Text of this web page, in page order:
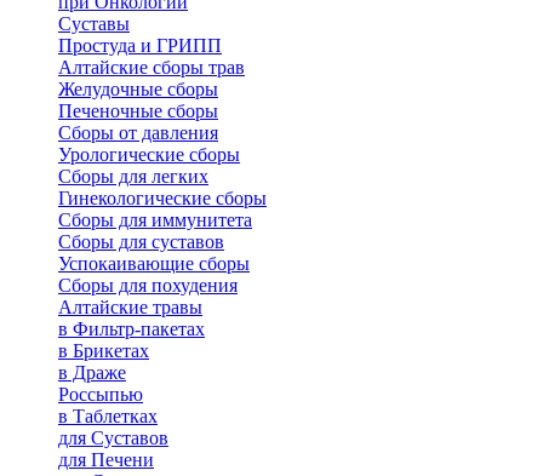
Суставы
Простуда и ГРИПП
Алтайские сборы трав
Желудочные сборы
Печеночные сборы
Сборы от давления
Урологические сборы
Сборы для легких
Гинекологические сборы
Сборы для иммунитета
Сборы для суставов
Успокаивающие сборы
Сборы для похудения
Алтайские травы
в Фильтр-пакетах
в Брикетах
в Драже
Россыпью
в Таблетках
для Cуставов
для Печени